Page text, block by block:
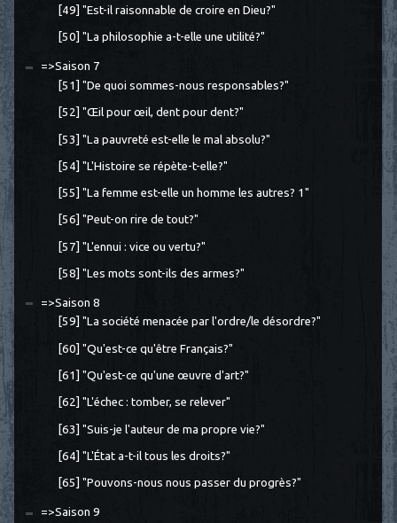
[49] "Est-il raisonnable de croire en Dieu?"
[50] "La philosophie a-t-elle une utilité?"
=>Saison 7
[51] "De quoi sommes-nous responsables?"
[52] "Œil pour œil, dent pour dent?"
[53] "La pauvreté est-elle le mal absolu?"
[54] "L'Histoire se répète-t-elle?"
[55] "La femme est-elle un homme les autres? 1"
[56] "Peut-on rire de tout?"
[57] "L'ennui : vice ou vertu?"
[58] "Les mots sont-ils des armes?"
=>Saison 8
[59] "La société menacée par l'ordre/le désordre?"
[60] "Qu'est-ce qu'être Français?"
[61] "Qu'est-ce qu'une œuvre d'art?"
[62] "L'échec : tomber, se relever"
[63] "Suis-je l'auteur de ma propre vie?"
[64] "L'État a-t-il tous les droits?"
[65] "Pouvons-nous nous passer du progrès?"
=>Saison 9